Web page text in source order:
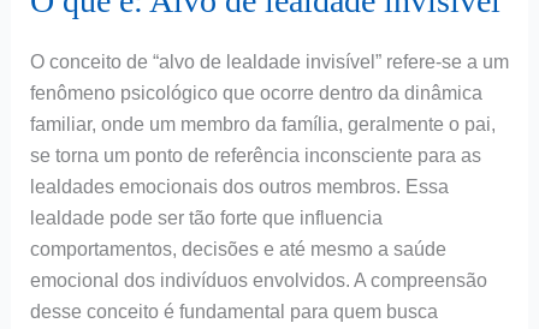
O conceito de “alvo de lealdade invisível” refere-se a um
fenômeno psicológico que ocorre dentro da dinâmica
familiar, onde um membro da família, geralmente o pai,
se torna um ponto de referência inconsciente para as
lealdades emocionais dos outros membros. Essa
lealdade pode ser tão forte que influencia
comportamentos, decisões e até mesmo a saúde
emocional dos indivíduos envolvidos. A compreensão
desse conceito é fundamental para quem busca